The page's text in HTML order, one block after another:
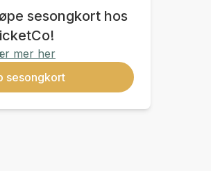
sesongkort hos
mer her
sesongkort